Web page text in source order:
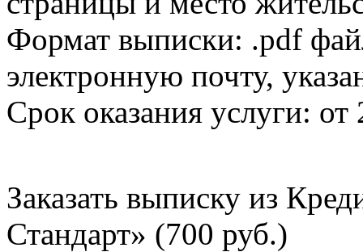
Формат выписки: .pdf
электронную почту,
Срок оказания услуги: от
Заказать выписку из
Стандарт» (700 руб.)